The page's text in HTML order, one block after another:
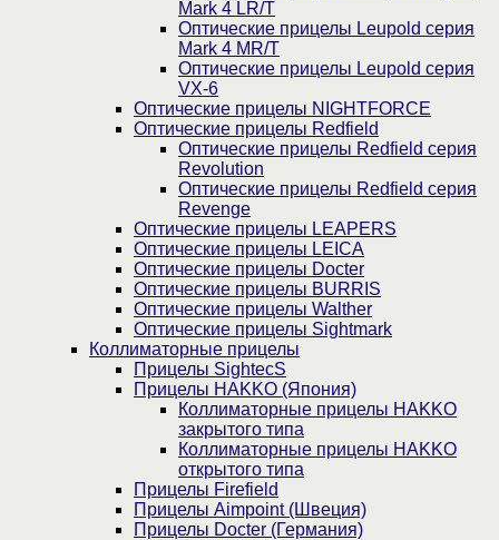
Mark 4 LR/T
Оптические прицелы Leupold серия
Mark 4 MR/T
Оптические прицелы Leupold серия
VX-6
Оптические прицелы NIGHTFORCE
Оптические прицелы Redfield
Оптические прицелы Redfield серия
Revolution
Оптические прицелы Redfield серия
Revenge
Оптические прицелы LEAPERS
Оптические прицелы LEICA
Оптические прицелы Docter
Оптические прицелы BURRIS
Оптические прицелы Walther
Оптические прицелы Sightmark
Коллиматорные прицелы
Прицелы SightecS
Прицелы HAKKO (Япония)
Коллиматорные прицелы HAKKO
закрытого типа
Коллиматорные прицелы HAKKO
открытого типа
Прицелы Firefield
Прицелы Aimpoint (Швеция)
Прицелы Docter (Германия)